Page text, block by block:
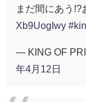
まだ間にあう
Xb9UogIwy
— KING OF
年4月12日